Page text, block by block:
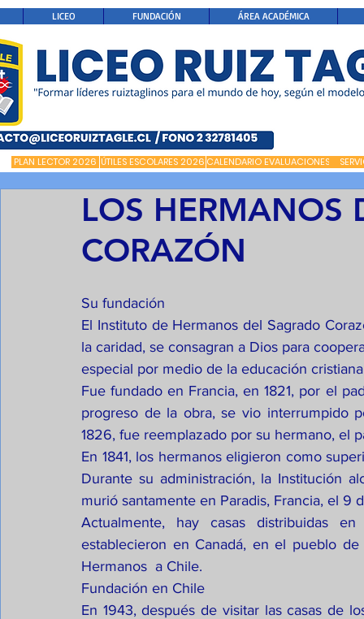
LICEO FUNDACIÓN ÁREA ACADÉMICA
PLAN LECTOR 2026 ÚTILES ESCOLARES 2026 CALENDARIO EVALUACIONES
LOS HERMANOS
CORAZÓN
Su fundación
El Instituto de Hermanos del Sagrado
la caridad, se consagran a Dios para
especial por medio de la educación
Fue fundado en Francia, en 1821, por el
progreso de la obra, se vio interrumpido
1826, fue reemplazado por su hermano, el
En 1841, los hermanos eligieron como
Durante su administración, la Institución
murió santamente en Paradis, Francia, el 9
Actualmente, hay casas distribuidas
establecieron en Canadá, en el pueblo
Hermanos  a Chile.
Fundación en Chile
En 1943, después de visitar las casas de